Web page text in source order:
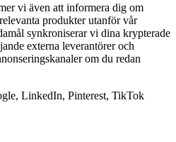
vi även att informera dig om
produkter utanför vår
synkroniserar vi dina krypterade
externa leverantörer och
om du redan
LinkedIn, Pinterest, TikTok